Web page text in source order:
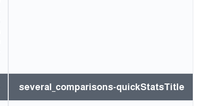
several_comparisons-quickStatsTitle